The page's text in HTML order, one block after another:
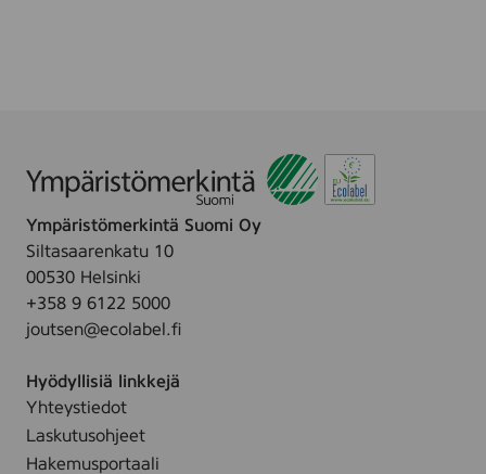
Ympäristömerkintä Suomi Oy
Siltasaarenkatu 10
00530 Helsinki
+358 9 6122 5000
joutsen@ecolabel.fi
Hyödyllisiä linkkejä
Yhteystiedot
Laskutusohjeet
Hakemusportaali